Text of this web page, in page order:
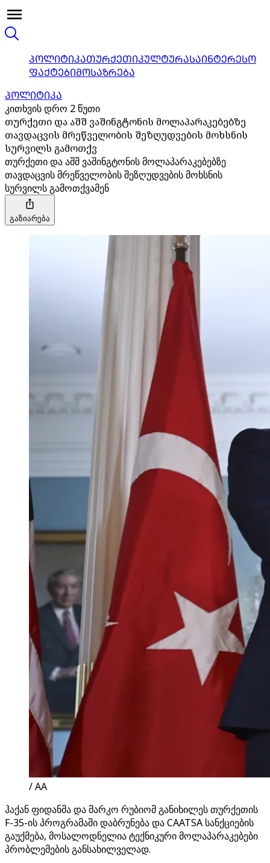
ᲞᲝᲚᲘᲢᲘᲙᲐᲗᲣᲠᲥᲔᲗᲘᲙᲣᲚᲢᲣᲠᲐᲡᲐᲘᲜᲢᲔᲠᲔᲡᲝ
ᲤᲐᲥᲢᲔᲑᲘᲛᲝᲡᲐᲖᲠᲔᲑᲐ
ᲞᲝᲚᲘᲢᲘᲙᲐ
კითხვის დრო 2 წუთი
თურქეთი და აშშ ვაშინგტონის მოლაპარაკებებზე
თავდაცვის მრეწველობის შეზღუდვების მოხსნის
სურვილს გამოთქვ
თურქეთი და აშშ ვაშინგტონის მოლაპარაკებებზე
თავდაცვის მრეწველობის შეზღუდვების მოხსნის
სურვილს გამოთქვამენ
გაზიარება
/ AA
ჰაქან ფიდანმა და მარკო რუბიომ განიხილეს თურქეთის
F-35-ის პროგრამაში დაბრუნება და CAATSA სანქციების
გაუქმება, მოსალოდნელია ტექნიკური მოლაპარაკებები
პრობლემების განსახილველად.